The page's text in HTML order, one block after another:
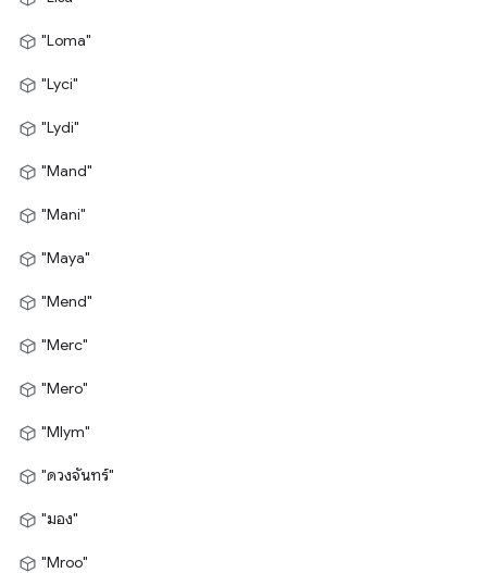
"Loma"
"Lyci"
"Lydi"
"Mand"
"Mani"
"Maya"
"Mend"
"Merc"
"Mero"
"Mlym"
"ดวงจันทร์"
"มอง"
"Mroo"